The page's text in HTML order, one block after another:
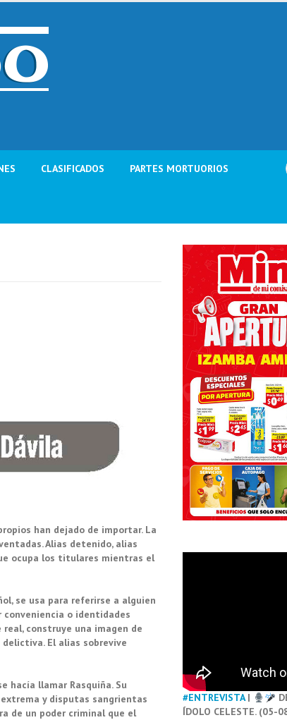
CLASIFICADOS PARTES MORTUORIOS
han dejado de importar. La
Alias detenido, alias
ocupa los titulares mientras el
se usa para referirse a alguien
conveniencia o identidades
construye una imagen de
El alias sobrevive
hacía llamar Rasquiña. Su
y disputas sangrientas
de un poder criminal que el
#ENTREVISTA|
ÍDOLO CELESTE. (05-